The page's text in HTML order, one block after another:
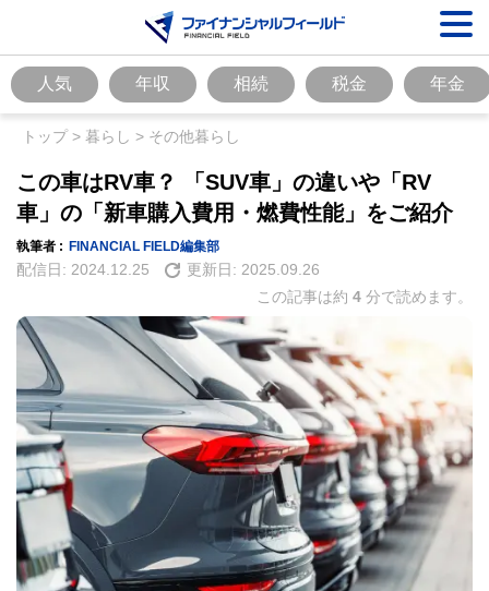
人気 年収 相続 税金 年金
トップ> 暮らし > その他暮らし
この車はRV車？ 「SUV車」の違いや「RV
車」の「新車購入費用・燃費性能」をご紹介
執筆者 : FINANCIAL FIELD編集部
配信日: 2024.12.25 更新日: 2025.09.26
この記事は約 4 分で読めます。